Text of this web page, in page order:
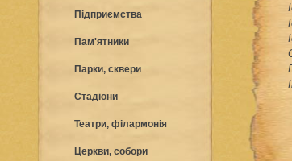
Підприємства
Пам'ятники
Парки, сквери
Стадіони
Театри, філармонія
Церкви, собори